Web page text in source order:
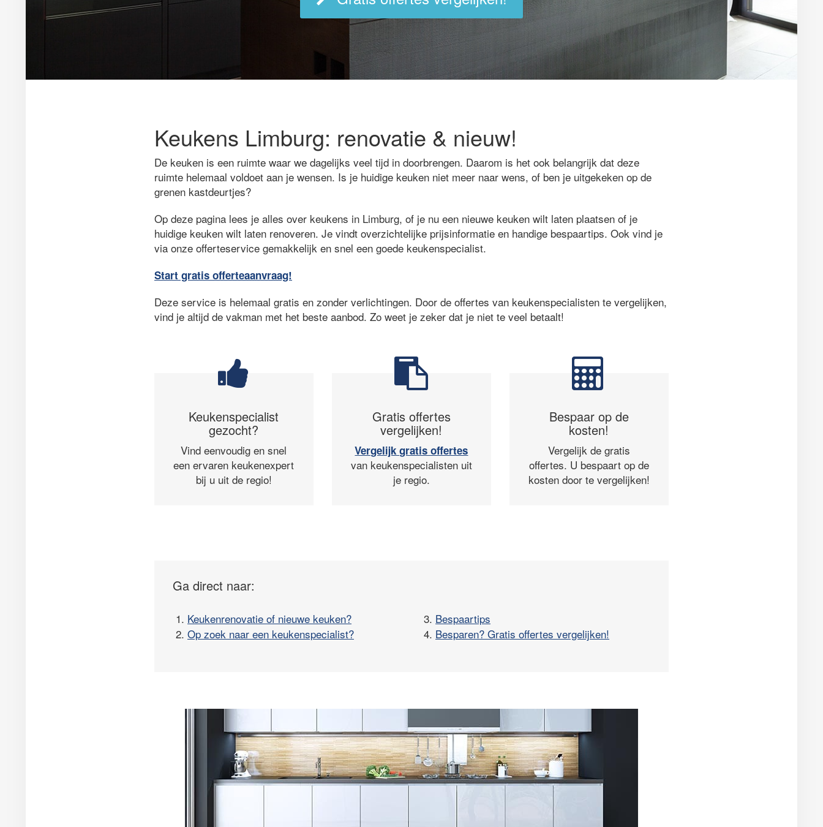
Keukens Limburg: renovatie & nieuw!
De keuken is een ruimte waar we dagelijks veel tijd in doorbrengen. Daarom is het ook belangrijk dat deze
ruimte helemaal voldoet aan je wensen. Is je huidige keuken niet meer naar wens, of ben je uitgekeken op de
grenen kastdeurtjes?
Op deze pagina lees je alles over keukens in Limburg, of je nu een nieuwe keuken wilt laten plaatsen of je
huidige keuken wilt laten renoveren. Je vindt overzichtelijke prijsinformatie en handige bespaartips. Ook vind je
via onze offerteservice gemakkelijk en snel een goede keukenspecialist.
Start gratis offerteaanvraag!
Deze service is helemaal gratis en zonder verlichtingen. Door de offertes van keukenspecialisten te vergelijken,
vind je altijd de vakman met het beste aanbod. Zo weet je zeker dat je niet te veel betaalt!
Keukenspecialist
gezocht?
Vind eenvoudig en snel
een ervaren keukenexpert
bij u uit de regio!
Gratis offertes
vergelijken!
Vergelijk gratis offertes
van keukenspecialisten uit
je regio.
Bespaar op de
kosten!
Vergelijk de gratis
offertes. U bespaart op de
kosten door te vergelijken!
Ga direct naar:
1. Keukenrenovatie of nieuwe keuken?
2. Op zoek naar een keukenspecialist?
3. Bespaartips
4. Besparen? Gratis offertes vergelijken!